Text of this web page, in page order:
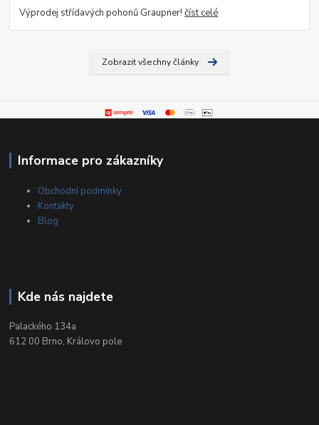
Výprodej střídavých pohonů Graupner!číst celé
Zobrazit všechny články
Informace pro zákazníky
Obchodní podmínky
Kontakty
Blog
Kde nás najdete
Palackého 134a
612 00 Brno, Královo pole